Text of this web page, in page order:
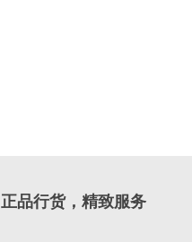
正品行货，精致服务